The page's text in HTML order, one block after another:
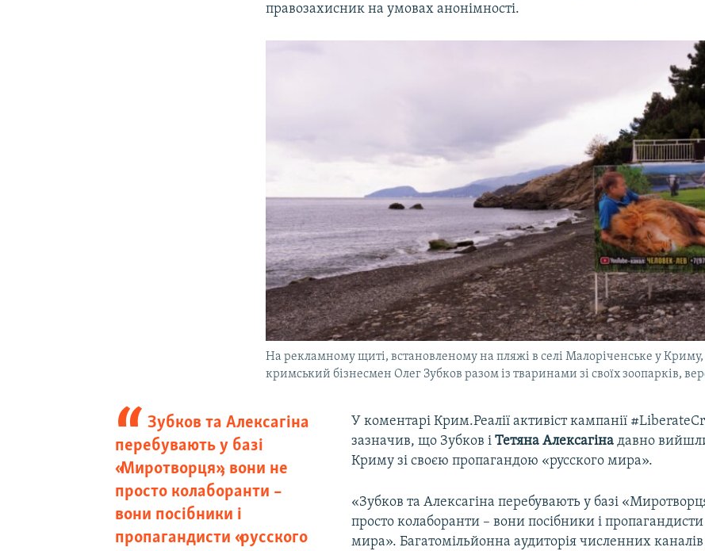
правозахисник на умовах анонімності.
На рекламному щиті, встановленому на пляжі в селі Малоріченське у
кримський бізнесмен Олег Зубков разом із тваринами зі своїх зоопарків,
Зубков та Алексагіна
перебувають у базі
«Миротворця», вони не
просто колаборанти –
вони посібники і
пропагандисти «русского
У коментарі Крим.Реалії активіст кампанії
зазначив, що Зубков і Тетяна Алексагінадавно
Криму зі своєю пропагандою «русского мира».
«Зубков та Алексагіна перебувають у базі
просто колаборанти – вони посібники і пропагандисти
мира». Багатомільйонна аудиторія численних каналів